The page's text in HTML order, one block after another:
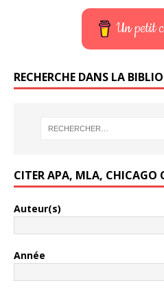
Un petit
RECHERCHE DANS LA
CITER APA, MLA, CHICAGO
Auteur(s)
Année